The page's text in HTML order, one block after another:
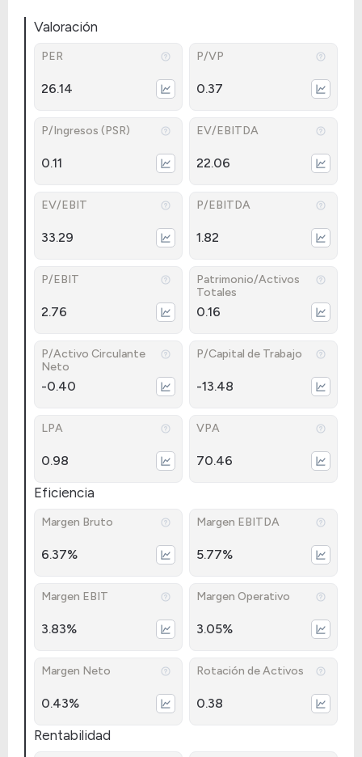
Valoración
PER
26.14
P/VP
0.37
P/Ingresos (PSR)
0.11
EV/EBITDA
22.06
EV/EBIT
33.29
P/EBITDA
1.82
P/EBIT
2.76
Patrimonio/Activos
Totales
0.16
P/Activo Circulante
Neto
-0.40
P/Capital de Trabajo
-13.48
LPA
0.98
VPA
70.46
Eficiencia
Margen Bruto
6.37%
Margen EBITDA
5.77%
Margen EBIT
3.83%
Margen Operativo
3.05%
Margen Neto
0.43%
Rotación de Activos
0.38
Rentabilidad